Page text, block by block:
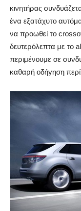
κινητήρας
ένα εξατάχυτο
να προωθεί το
δευτερόλεπτα με το
περιμένουμε σε
καθαρή οδήγηση